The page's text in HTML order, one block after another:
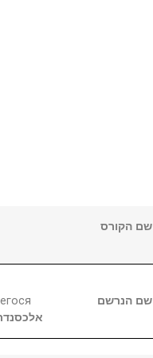
שם הקורס
שם הנרשם